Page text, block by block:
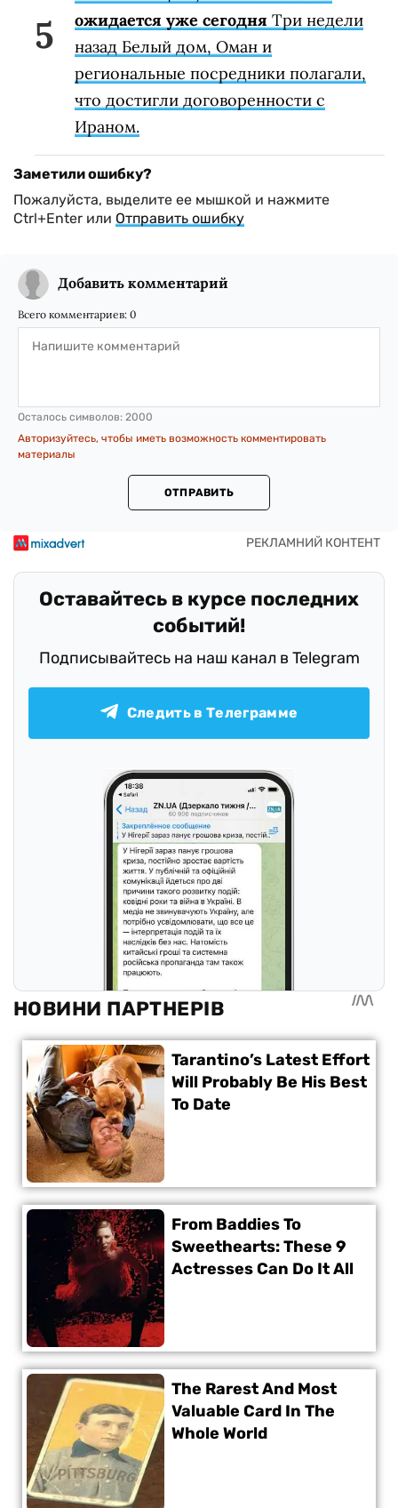
ожидается уже сегодня Три недели
назад Белый дом, Оман и
региональные посредники полагали,
что достигли договоренности с
Ираном.
Заметили ошибку?
Пожалуйста, выделите ее мышкой и нажмите
Ctrl+Enter или Отправить ошибку
Добавить комментарий
Всего комментариев: 0
Осталось символов: 2000
Авторизуйтесь, чтобы иметь возможность комментировать
материалы
ОТПРАВИТЬ
Оставайтесь в курсе последних
событий!
Подписывайтесь на наш канал в Telegram
Следить в Телеграмме